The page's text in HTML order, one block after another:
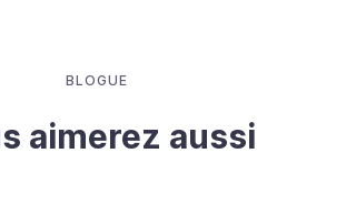
BLOGUE
aimerez aussi